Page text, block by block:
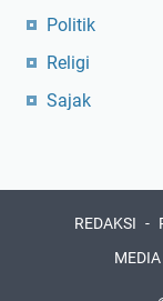
Politik
Religi
Sajak
REDAKSI